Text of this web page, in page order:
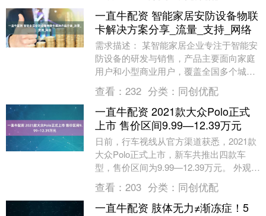
一直牛配资 智能家居安防设备物联
卡解决方案分享_流量_支持_网络
需求描述： 某智能家居企业专注于智能安
防设备的研发与销售，产品主要面向家庭
用户和小型商业用户，覆盖全国多个城市
及海外部分市场。由于产品需通过移动网
络实现实时视频....
查看： 232 分类： 同创优配
一直牛配资 2021款大众Polo正式
上市 售价区间9.99—12.39万元
日前，行车视线从官方渠道获悉，2021款
大众Polo正式上市，新车共推出四款车
型，售价区间为9.99—12.39万元。 外观方
面，新车整体与前款车型保持一致。具....
查看： 203 分类： 同创优配
一直牛配资 肢体无力≠渐冻症！5